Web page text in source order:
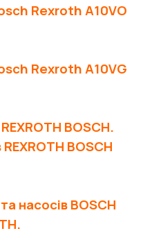
Rexroth A10VO
Rexroth A10VG
BOSCH.
BOSCH
насосів BOSCH